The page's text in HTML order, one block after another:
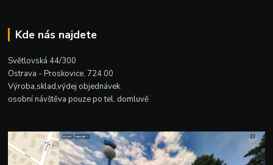
Kde nás najdete
Světlovská 44/300
Ostrava - Proskovice, 724 00
Výroba,sklad,výdej objednávek
osobní návštěva pouze po tel. domluvě